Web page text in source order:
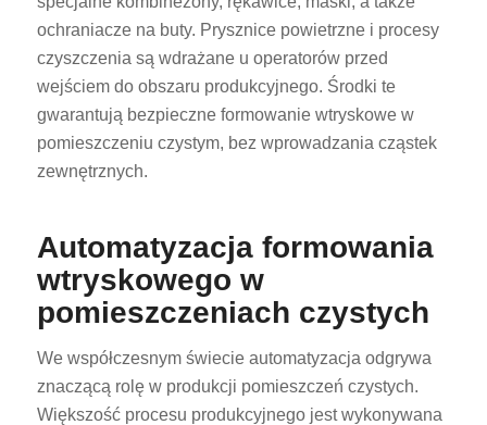
ochraniacze na buty. Prysznice powietrzne i procesy
czyszczenia są wdrażane u operatorów przed
wejściem do obszaru produkcyjnego. Środki te
gwarantują bezpieczne formowanie wtryskowe w
pomieszczeniu czystym, bez wprowadzania cząstek
zewnętrznych.
Automatyzacja formowania
wtryskowego w
pomieszczeniach czystych
We współczesnym świecie automatyzacja odgrywa
znaczącą rolę w produkcji pomieszczeń czystych.
Większość procesu produkcyjnego jest wykonywana